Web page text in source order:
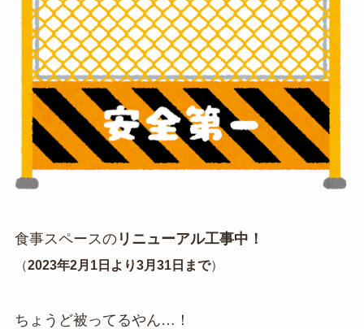
食事スペースのリニューアル工事中！
（2023年2月1日より3月31日まで）
ちょうど被ってるやん…！